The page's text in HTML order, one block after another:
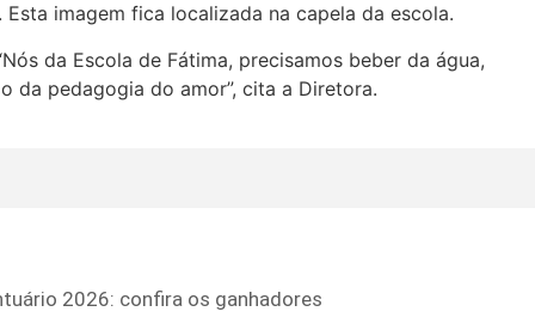
imagem fica localizada na capela da escola.
da Escola de Fátima, precisamos beber da água,
da pedagogia do amor”, cita a Diretora.
2026: confira os ganhadores